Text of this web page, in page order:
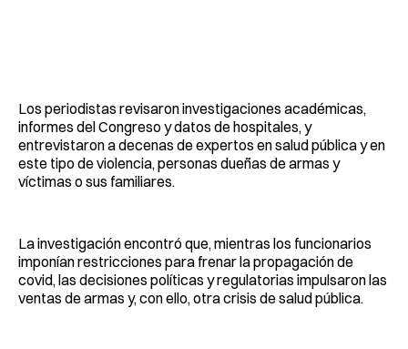
Los periodistas revisaron investigaciones académicas,
informes del Congreso y datos de hospitales, y
entrevistaron a decenas de expertos en salud pública y en
este tipo de violencia, personas dueñas de armas y
víctimas o sus familiares.
La investigación encontró que, mientras los funcionarios
imponían restricciones para frenar la propagación de
covid, las decisiones políticas y regulatorias impulsaron las
ventas de armas y, con ello, otra crisis de salud pública.